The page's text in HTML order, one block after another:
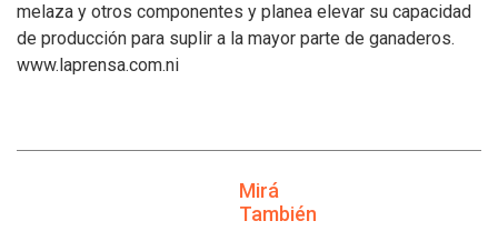
melaza y otros componentes y planea elevar su capacidad
de producción para suplir a la mayor parte de ganaderos.
www.laprensa.com.ni
Mirá
También